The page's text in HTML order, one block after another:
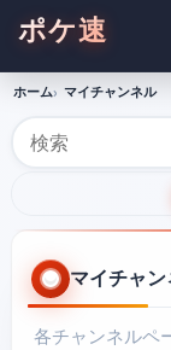
ポケ速
ホーム マイチャンネル
マイチャ
各チャンネルペ